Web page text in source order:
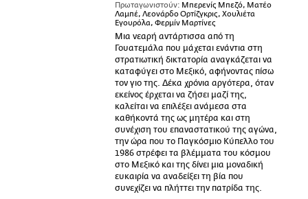
Πρωταγωνιστούν: Μπερενίς Μπεζό, Ματέο
Λαμπέ, Λεονάρδο Ορτίζγκρις, Χουλιέτα
Εγουρόλα, Φερμίν Μαρτίνες
Μια νεαρή αντάρτισσα από τη
Γουατεμάλα που μάχεται ενάντια στη
στρατιωτική δικτατορία αναγκάζεται να
καταφύγει στο Μεξικό, αφήνοντας πίσω
τον γιο της. Δέκα χρόνια αργότερα, όταν
εκείνος έρχεται να ζήσει μαζί της,
καλείται να επιλέξει ανάμεσα στα
καθήκοντά της ως μητέρα και στη
συνέχιση του επαναστατικού της αγώνα,
την ώρα που το Παγκόσμιο Κύπελλο του
1986 στρέφει τα βλέμματα του κόσμου
στο Μεξικό και της δίνει μια μοναδική
ευκαιρία να αναδείξει τη βία που
συνεχίζει να πλήττει την πατρίδα της.